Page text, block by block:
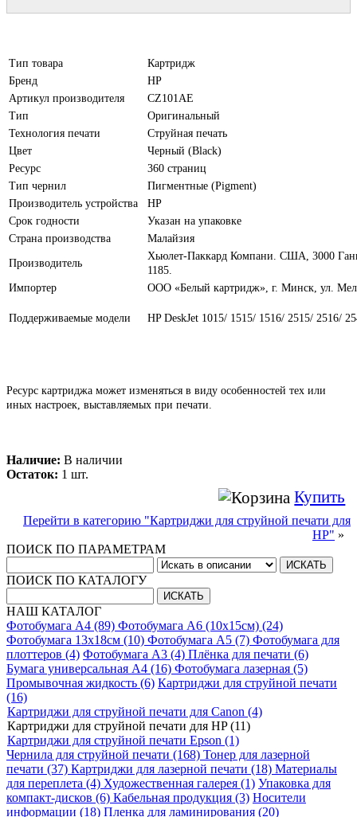
Тип товара
Картридж
Бренд
HP
Артикул производителя
CZ101AE
Тип
Оригинальный
Технология печати
Струйная печать
Цвет
Черный (Black)
Ресурс
360 страниц
Тип чернил
Пигментные (Pigment)
Производитель устройства
HP
Срок годности
Указан на упаковке
Страна производства
Малайзия
Производитель
Хьюлет-Паккард Компани. США, 3000
1185.
Импортер
ООО «Белый картридж», г. Минск, ул.
Поддерживаемые модели HP DeskJet 1015/ 1515/ 1516/ 2515/ 2516/
Ресурс картриджа может изменяться в виду особенностей тех или
иных настроек, выставляемых при печати.
Наличие: В наличии
Остаток: 1 шт.
Купить
Перейти в категорию "Картриджи для струйной печати для
HP" »
ПОИСК ПО ПАРАМЕТРАМ
ПОИСК ПО КАТАЛОГУ
НАШ КАТАЛОГ
Фотобумага A4 (89) Фотобумага A6 (10х15см) (24)
Фотобумага 13х18см (10) Фотобумага A5 (7) Фотобумага для
плоттеров (4) Фотобумага A3 (4) Плёнка для печати (6)
Бумага универсальная A4 (16) Фотобумага лазерная (5)
Промывочная жидкость (6) Картриджи для струйной печати
(16)
Картриджи для струйной печати для Canon (4)
Картриджи для струйной печати для HP (11)
Картриджи для струйной печати Epson (1)
Чернила для струйной печати (168) Тонер для лазерной
печати (37) Картриджи для лазерной печати (18) Материалы
для переплета (4) Художественная галерея (1) Упаковка для
компакт-дисков (6) Кабельная продукция (3) Носители
информации (18) Пленка для ламинирования (20)